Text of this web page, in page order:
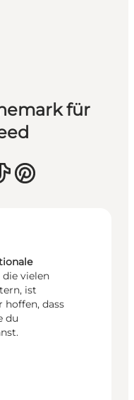
für
vielen
ist
hoffen, dass
du